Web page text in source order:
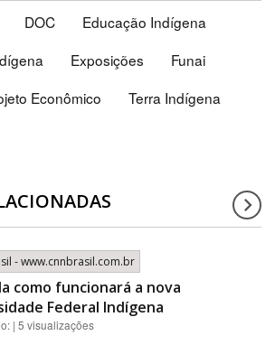
DOC
Educação Indígena
Exposições
Funai
Econômico Terra Indígena
- www.cnnbrasil.com.br
como funcionará a nova
Federal Indígena
| 5 visualizações